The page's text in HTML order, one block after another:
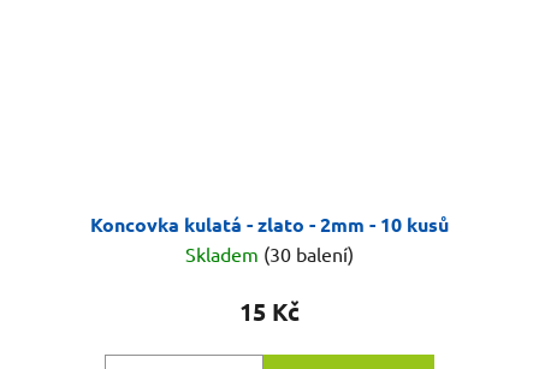
Koncovka kulatá - zlato - 2mm - 10 kusů
Skladem (30 balení)
15 Kč